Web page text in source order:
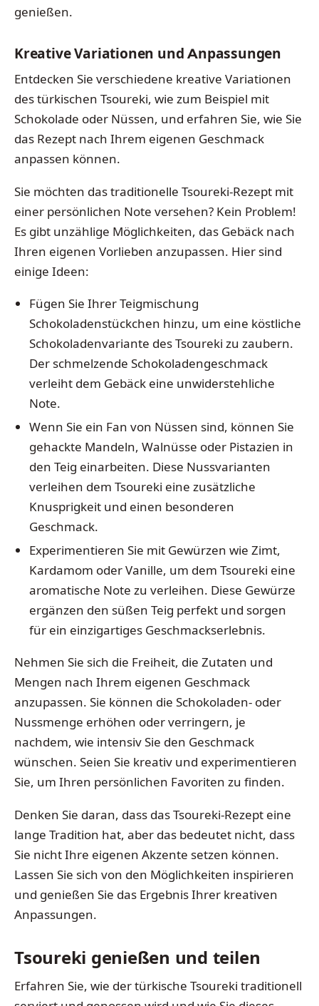
genießen.
Kreative Variationen und Anpassungen
Entdecken Sie verschiedene kreative Variationen
des türkischen Tsoureki, wie zum Beispiel mit
Schokolade oder Nüssen, und erfahren Sie, wie Sie
das Rezept nach Ihrem eigenen Geschmack
anpassen können.
Sie möchten das traditionelle Tsoureki-Rezept mit
einer persönlichen Note versehen? Kein Problem!
Es gibt unzählige Möglichkeiten, das Gebäck nach
Ihren eigenen Vorlieben anzupassen. Hier sind
einige Ideen:
Fügen Sie Ihrer Teigmischung
Schokoladenstückchen hinzu, um eine köstliche
Schokoladenvariante des Tsoureki zu zaubern.
Der schmelzende Schokoladengeschmack
verleiht dem Gebäck eine unwiderstehliche
Note.
Wenn Sie ein Fan von Nüssen sind, können Sie
gehackte Mandeln, Walnüsse oder Pistazien in
den Teig einarbeiten. Diese Nussvarianten
verleihen dem Tsoureki eine zusätzliche
Knusprigkeit und einen besonderen
Geschmack.
Experimentieren Sie mit Gewürzen wie Zimt,
Kardamom oder Vanille, um dem Tsoureki eine
aromatische Note zu verleihen. Diese Gewürze
ergänzen den süßen Teig perfekt und sorgen
für ein einzigartiges Geschmackserlebnis.
Nehmen Sie sich die Freiheit, die Zutaten und
Mengen nach Ihrem eigenen Geschmack
anzupassen. Sie können die Schokoladen- oder
Nussmenge erhöhen oder verringern, je
nachdem, wie intensiv Sie den Geschmack
wünschen. Seien Sie kreativ und experimentieren
Sie, um Ihren persönlichen Favoriten zu finden.
Denken Sie daran, dass das Tsoureki-Rezept eine
lange Tradition hat, aber das bedeutet nicht, dass
Sie nicht Ihre eigenen Akzente setzen können.
Lassen Sie sich von den Möglichkeiten inspirieren
und genießen Sie das Ergebnis Ihrer kreativen
Anpassungen.
Tsoureki genießen und teilen
Erfahren Sie, wie der türkische Tsoureki traditionell